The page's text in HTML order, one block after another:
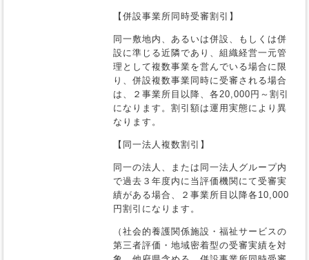
【併設事業所同時受審割引】
同一敷地内、あるいは併設、もしくは併
設に準じる近隣であり、組織経営一元管
理として複数事業を営んでいる場合に限
り、併設複数事業同時に受審される場合
は、２事業所目以降、各20,000円～割引
になります。割引額は運用実態により異
なります。
【同一法人複数割引】
同一の法人、または同一法人グループ内
で過去３年度内に当評価機関にて受審実
績がある場合、２事業所目以降各10,000
円割引になります。
（社会的養護関係施設・福祉サービスの
第三者評価・地域密着型の受審実績を対